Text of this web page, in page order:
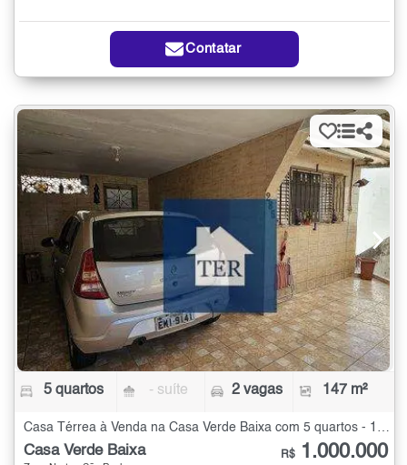
Contatar
5 quartos - suíte 2 vagas 147 m²
Casa Verde Baixa R$ 1.000.000